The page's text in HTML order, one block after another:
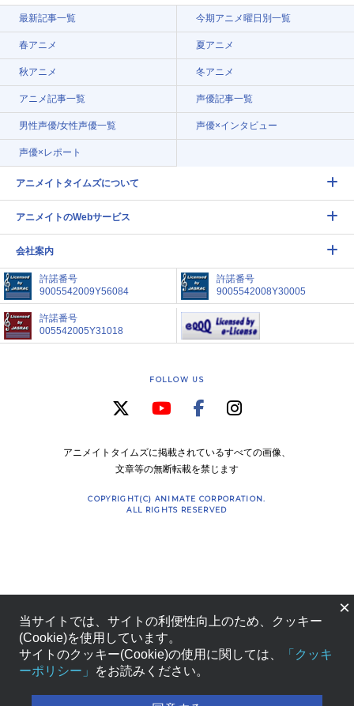
最新記事一覧 今期アニメ曜日別一覧
春アニメ 夏アニメ
秋アニメ 冬アニメ
アニメ記事一覧 声優記事一覧
男性声優/女性声優一覧 声優×インタビュー
声優×レポート
アニメイトタイムズについて
アニメイトのWebサービス
会社案内
許諾番号
9005542009Y56084
許諾番号
9005542008Y30005
許諾番号
005542005Y31018
FOLLOW US
アニメイトタイムズに掲載されているすべての画像、
文章等の無断転載を禁じます
COPYRIGHT(C) ANIMATE CORPORATION.
ALL RIGHTS RESERVED
×
当サイトでは、サイトの利便性向上のため、クッキー
(Cookie)を使用しています。
サイトのクッキー(Cookie)の使用に関しては、
「クッキ
ーポリシー」
をお読みください。